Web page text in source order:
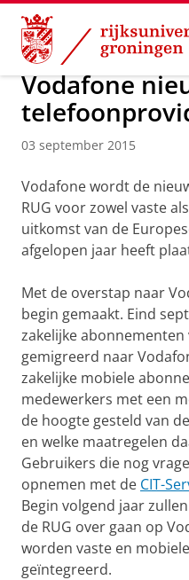
Skip
Content
Skip
Navigation
Over ons Actueel
Vodafone
03 september 2015
Vodafone wordt de
RUG voor zowel vaste
uitkomst van de
afgelopen jaar heeft
Met de overstap naar
begin gemaakt. Eind
zakelijke
gemigreerd naar
zakelijke mobiele
medewerkers met een
de hoogte gesteld van
en welke maatregelen
Gebruikers die nog
opnemen met de CIT-
Begin volgend jaar
de RUG over gaan op
worden vaste en
geïntegreerd.